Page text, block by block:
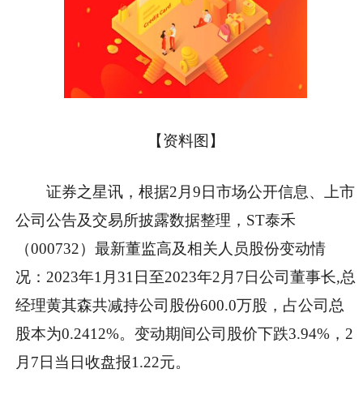
【资料图】
证券之星讯，根据2月9日市场公开信息、上市
公司公告及交易所披露数据整理，ST泰禾
（000732）最新董监高及相关人员股份变动情
况：2023年1月31日至2023年2月7日公司董事长,总
经理黄其森共减持公司股份600.0万股，占公司总
股本为0.2412%。变动期间公司股价下跌3.94%，2
月7日当日收盘报1.22元。